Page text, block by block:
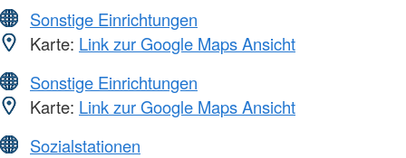
Sonstige Einrichtungen
Karte: Link zur Google Maps Ansicht
Sonstige Einrichtungen
Karte: Link zur Google Maps Ansicht
Sozialstationen